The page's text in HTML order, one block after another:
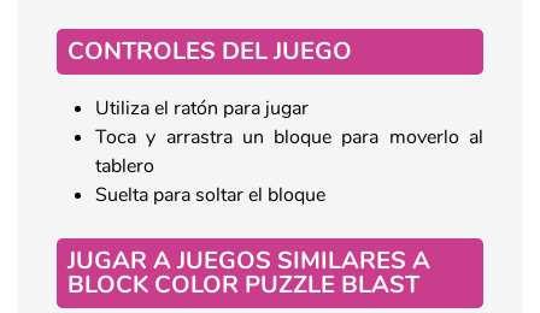
CONTROLES DEL JUEGO
Utiliza el ratón para jugar
Toca y arrastra un bloque para moverlo al
tablero
Suelta para soltar el bloque
JUGAR A JUEGOS SIMILARES A
BLOCK COLOR PUZZLE BLAST